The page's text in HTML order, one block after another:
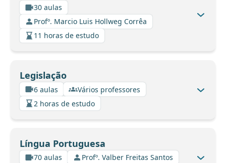
30 aulas
Profº. Marcio Luis Hollweg Corrêa
11 horas de estudo
Legislação
6 aulas
Vários professores
2 horas de estudo
Língua Portuguesa
70 aulas
Profº. Valber Freitas Santos